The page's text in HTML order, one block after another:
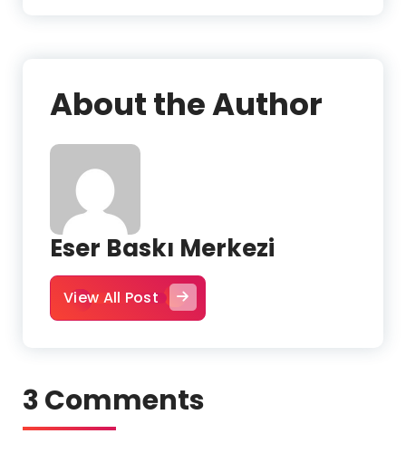
About the Author
Eser Baskı Merkezi
View All Post
3 Comments